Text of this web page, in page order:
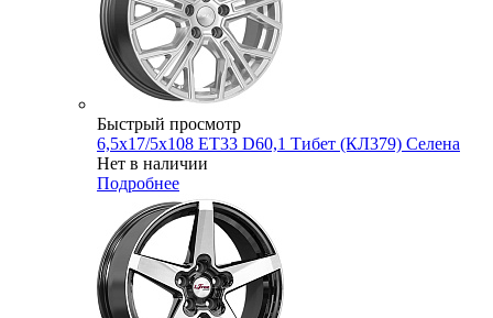
Быстрый просмотр
6,5x17/5x108 ET33 D60,1 Тибет (КЛ379) Селена
Нет в наличии
Подробнее